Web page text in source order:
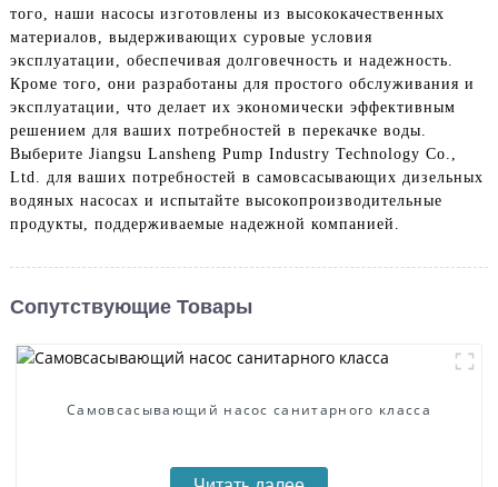
того, наши насосы изготовлены из высококачественных
материалов, выдерживающих суровые условия
эксплуатации, обеспечивая долговечность и надежность.
Кроме того, они разработаны для простого обслуживания и
эксплуатации, что делает их экономически эффективным
решением для ваших потребностей в перекачке воды.
Выберите Jiangsu Lansheng Pump Industry Technology Co.,
Ltd. для ваших потребностей в самовсасывающих дизельных
водяных насосах и испытайте высокопроизводительные
продукты, поддерживаемые надежной компанией.
Сопутствующие Товары
Самовсасывающий насос санитарного класса